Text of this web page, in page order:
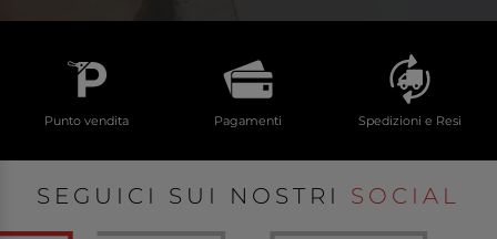
Punto vendita Pagamenti Spedizioni e Resi
SEGUICI SUI NOSTRI SOCIAL